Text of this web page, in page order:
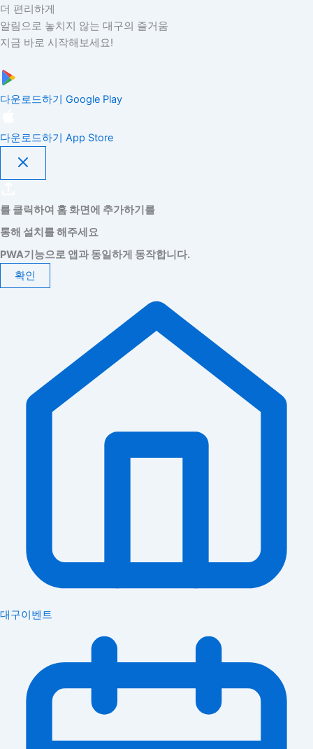
더 편리하게
알림으로 놓치지 않는 대구의 즐거움
지금 바로 시작해보세요!
다운로드하기 Google Play
다운로드하기 App Store
를 클릭하여 홈 화면에 추가하기를
통해 설치를 해주세요
PWA기능으로 앱과 동일하게 동작합니다.
확인
대구이벤트